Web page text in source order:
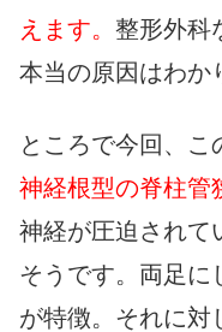
えます。 整形外科
本当の原因はわか
ところで今回、こ
神経根型の脊柱管
神経が圧迫されて
そうです。両足に
が特徴。それに対